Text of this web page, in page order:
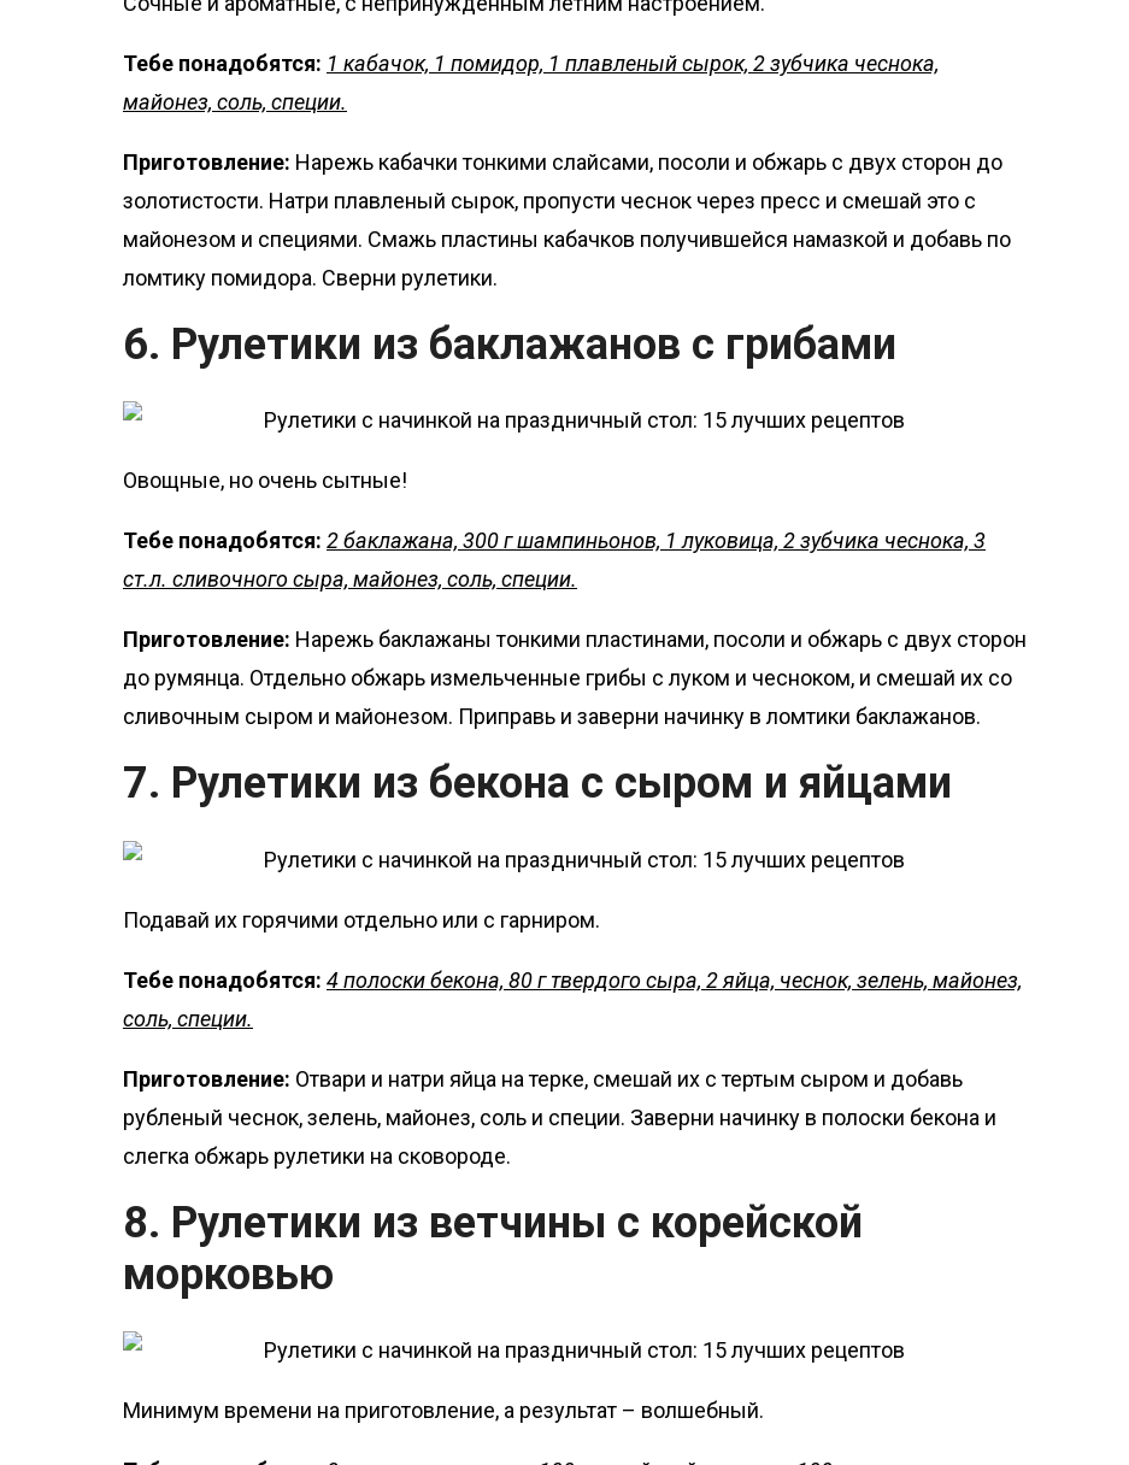
Тебе понадобятся: 1 кабачок, 1 помидор, 1 плавленый сырок, 2 зубчика чеснока,
майонез, соль, специи.
Приготовление: Нарежь кабачки тонкими слайсами, посоли и обжарь с двух сторон до
золотистости. Натри плавленый сырок, пропусти чеснок через пресс и смешай это с
майонезом и специями. Смажь пластины кабачков получившейся намазкой и добавь по
ломтику помидора. Сверни рулетики.
6. Рулетики из баклажанов с грибами
Овощные, но очень сытные!
Тебе понадобятся: 2 баклажана, 300 г шампиньонов, 1 луковица, 2 зубчика чеснока, 3
ст.л. сливочного сыра, майонез, соль, специи.
Приготовление: Нарежь баклажаны тонкими пластинами, посоли и обжарь с двух сторон
до румянца. Отдельно обжарь измельченные грибы с луком и чесноком, и смешай их со
сливочным сыром и майонезом. Приправь и заверни начинку в ломтики баклажанов.
7. Рулетики из бекона с сыром и яйцами
Подавай их горячими отдельно или с гарниром.
Тебе понадобятся: 4 полоски бекона, 80 г твердого сыра, 2 яйца, чеснок, зелень, майонез,
соль, специи.
Приготовление: Отвари и натри яйца на терке, смешай их с тертым сыром и добавь
рубленый чеснок, зелень, майонез, соль и специи. Заверни начинку в полоски бекона и
слегка обжарь рулетики на сковороде.
8. Рулетики из ветчины с корейской
морковью
Минимум времени на приготовление, а результат – волшебный.